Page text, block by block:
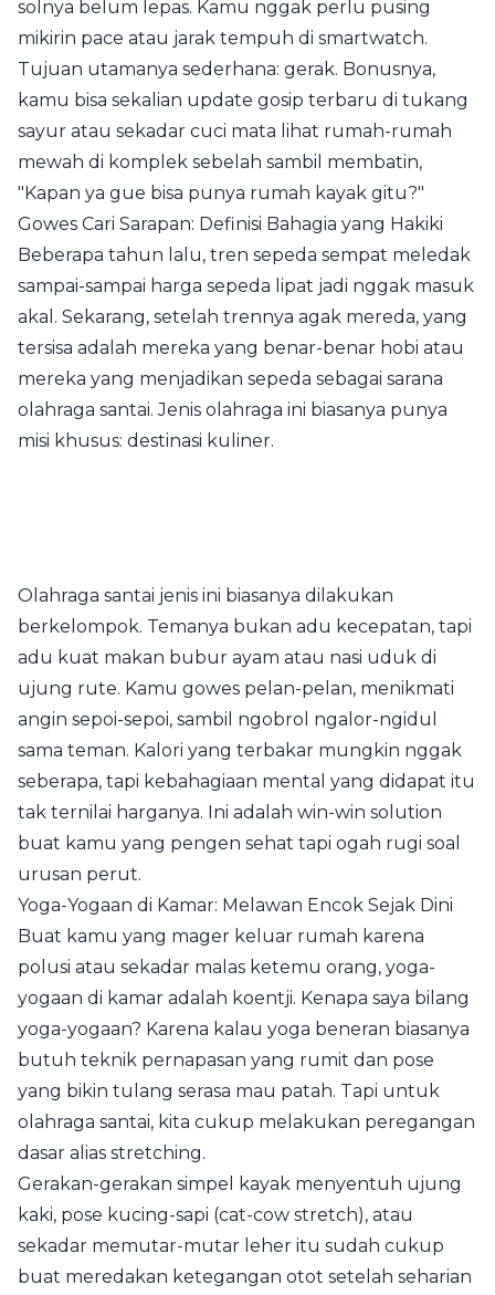
solnya belum lepas. Kamu nggak perlu pusing
mikirin pace atau jarak tempuh di smartwatch.
Tujuan utamanya sederhana: gerak. Bonusnya,
kamu bisa sekalian update gosip terbaru di tukang
sayur atau sekadar cuci mata lihat rumah-rumah
mewah di komplek sebelah sambil membatin,
"Kapan ya gue bisa punya rumah kayak gitu?"
Gowes Cari Sarapan: Definisi Bahagia yang Hakiki
Beberapa tahun lalu, tren sepeda sempat meledak
sampai-sampai harga sepeda lipat jadi nggak masuk
akal. Sekarang, setelah trennya agak mereda, yang
tersisa adalah mereka yang benar-benar hobi atau
mereka yang menjadikan sepeda sebagai sarana
olahraga santai. Jenis olahraga ini biasanya punya
misi khusus: destinasi kuliner.
Olahraga santai jenis ini biasanya dilakukan
berkelompok. Temanya bukan adu kecepatan, tapi
adu kuat makan bubur ayam atau nasi uduk di
ujung rute. Kamu gowes pelan-pelan, menikmati
angin sepoi-sepoi, sambil ngobrol ngalor-ngidul
sama teman. Kalori yang terbakar mungkin nggak
seberapa, tapi kebahagiaan mental yang didapat itu
tak ternilai harganya. Ini adalah win-win solution
buat kamu yang pengen sehat tapi ogah rugi soal
urusan perut.
Yoga-Yogaan di Kamar: Melawan Encok Sejak Dini
Buat kamu yang mager keluar rumah karena
polusi atau sekadar malas ketemu orang, yoga-
yogaan di kamar adalah koentji. Kenapa saya bilang
yoga-yogaan? Karena kalau yoga beneran biasanya
butuh teknik pernapasan yang rumit dan pose
yang bikin tulang serasa mau patah. Tapi untuk
olahraga santai, kita cukup melakukan peregangan
dasar alias stretching.
Gerakan-gerakan simpel kayak menyentuh ujung
kaki, pose kucing-sapi (cat-cow stretch), atau
sekadar memutar-mutar leher itu sudah cukup
buat meredakan ketegangan otot setelah seharian